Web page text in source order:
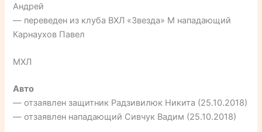
Андрей
— переведен из клуба ВХЛ «Звезда» М нападающий
Карнаухов Павел
МХЛ
Авто
— отзаявлен защитник Радзивилюк Никита (25.10.2018)
— отзаявлен нападающий Сивчук Вадим (25.10.2018)